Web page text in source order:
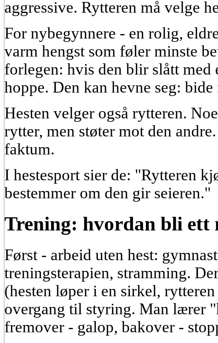
aggressive. Rytteren må velge
For nybegynnere - en rolig,
varm hengst som føler minste
forlegen: hvis den blir slått med
hoppe. Den kan hevne seg:
Hesten velger også rytteren.
rytter, men støter mot den
faktum.
I hestesport sier de: "Rytteren
bestemmer om den gir seieren."
Trening: hvordan bli ett
Først - arbeid uten hest:
treningsterapien, stramming.
(hesten løper i en sirkel,
overgang til styring. Man lærer
fremover - galop, bakover -